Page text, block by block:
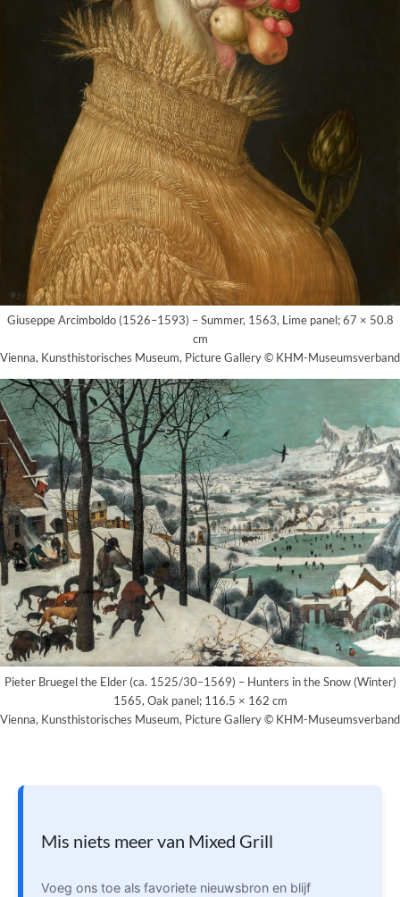
Giuseppe Arcimboldo (1526–1593) – Summer, 1563, Lime panel; 67 × 50.8
cm
Vienna, Kunsthistorisches Museum, Picture Gallery © KHM-Museumsverband
Pieter Bruegel the Elder (ca. 1525/30–1569) – Hunters in the Snow (Winter)
1565, Oak panel; 116.5 × 162 cm
Vienna, Kunsthistorisches Museum, Picture Gallery © KHM-Museumsverband
Mis niets meer van Mixed Grill
Voeg ons toe als favoriete nieuwsbron en blijf